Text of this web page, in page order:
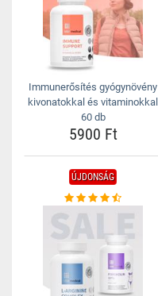
Immunerősítés gyógynövény
kivonatokkal és vitaminokkal
60 db
5900 Ft
ÚJDONSÁG